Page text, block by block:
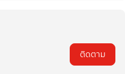
ติดตาม